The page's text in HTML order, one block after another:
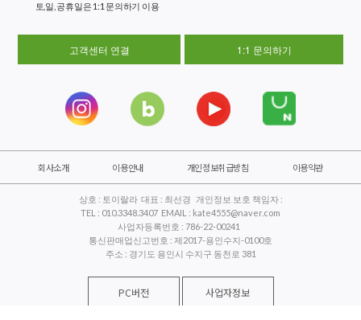
토,일, 공휴일은 1:1 문의하기 이용
고객센터 연결 1:1 문의하기
회사소개 이용안내 개인정보취급방침 이용약관
상호 : 토이랄라 대표 : 최선경 개인정보 보호 책임자 :
TEL : 010.3348.3407 EMAIL : kate4555@naver.com
사업자등록번호 : 786-22-00241
통신판매업신고번호 : 제2017-용인수지-0100호
주소 : 경기도 용인시 수지구 동천로 381
PC버전 사업자정보